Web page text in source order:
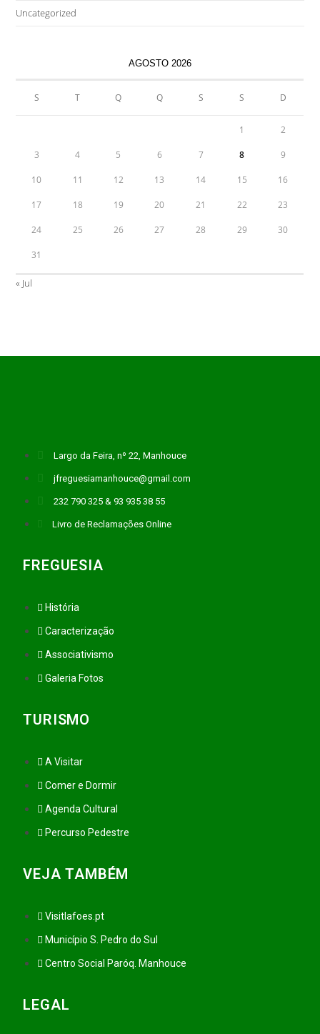
Uncategorized
AGOSTO 2026
S T Q Q S S D
1 2
3 4 5 6 7 8 9
10 11 12 13 14 15 16
17 18 19 20 21 22 23
24 25 26 27 28 29 30
31
« Jul
Largo da Feira, nº 22, Manhouce
jfreguesiamanhouce@gmail.com
232 790 325 & 93 935 38 55
Livro de Reclamações Online
FREGUESIA
História
Caracterização
Associativismo
Galeria Fotos
TURISMO
A Visitar
Comer e Dormir
Agenda Cultural
Percurso Pedestre
VEJA TAMBÉM
Visitlafoes.pt
Município S. Pedro do Sul
Centro Social Paróq. Manhouce
LEGAL